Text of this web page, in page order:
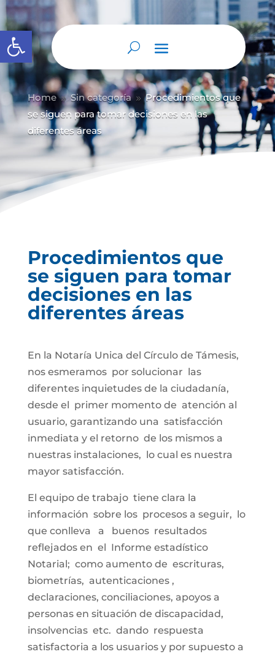
Abrir barra de herramientas
Home 9 Sin categoría 9 Procedimientos que
se siguen para tomar decisiones en las
diferentes áreas
Procedimientos que
se siguen para tomar
decisiones en las
diferentes áreas
En la Notaría Unica del Círculo de Támesis,
nos esmeramos por solucionar las
diferentes inquietudes de la ciudadanía,
desde el primer momento de atención al
usuario, garantizando una satisfacción
inmediata y el retorno de los mismos a
nuestras instalaciones, lo cual es nuestra
mayor satisfacción.
El equipo de trabajo tiene clara la
información sobre los procesos a seguir, lo
que conlleva a buenos resultados
reflejados en el Informe estadístico
Notarial; como aumento de escrituras,
biometrías, autenticaciones ,
declaraciones, conciliaciones, apoyos a
personas en situación de discapacidad,
insolvencias etc. dando respuesta
satisfactoria a los usuarios y por supuesto a